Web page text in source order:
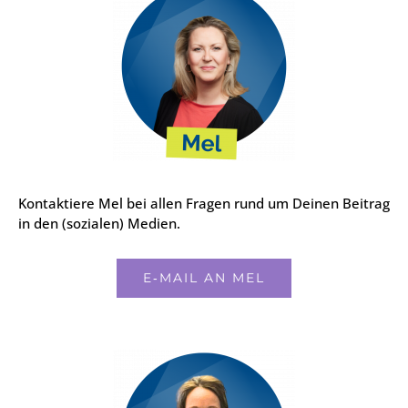
Kon­tak­tie­re Mel bei allen Fra­gen rund um Dei­nen Bei­trag
in den (sozia­len) Medi­en.
E‑MAIL AN MEL